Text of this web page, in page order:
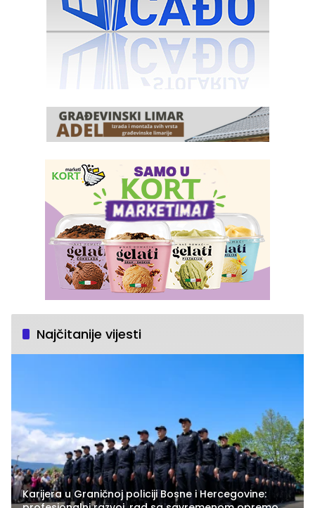
Najčitanije vijesti
Karijera u Graničnoj policiji Bosne i Hercegovine: